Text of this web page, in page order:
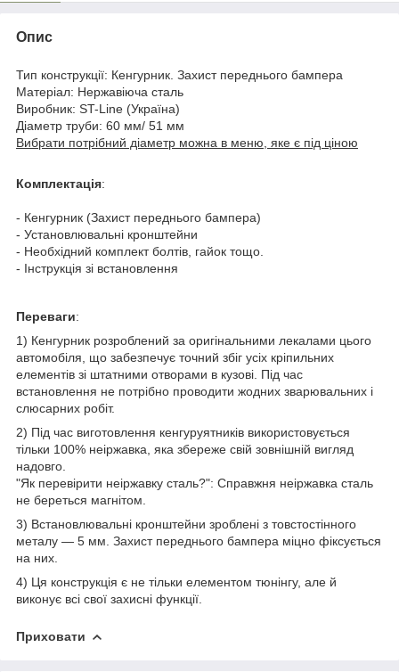
Опис
Тип конструкції: Кенгурник. Захист переднього бампера
Матеріал: Нержавіюча сталь
Виробник: ST-Line (Україна)
Діаметр труби: 60 мм/ 51 мм
Вибрати потрібний діаметр можна в меню, яке є під ціною
Комплектація:
- Кенгурник (Захист переднього бампера)
- Установлювальні кронштейни
- Необхідний комплект болтів, гайок тощо.
- Інструкція зі встановлення
Переваги:
1) Кенгурник розроблений за оригінальними лекалами цього
автомобіля, що забезпечує точний збіг усіх кріпильних
елементів зі штатними отворами в кузові. Під час
встановлення не потрібно проводити жодних зварювальних і
слюсарних робіт.
2) Під час виготовлення кенгуруятників використовується
тільки 100% неіржавка, яка збереже свій зовнішній вигляд
надовго.
"Як перевірити неіржавку сталь?": Справжня неіржавка сталь
не береться магнітом.
3) Встановлювальні кронштейни зроблені з товстостінного
металу — 5 мм. Захист переднього бампера міцно фіксується
на них.
4) Ця конструкція є не тільки елементом тюнінгу, але й
виконує всі свої захисні функції.
Приховати